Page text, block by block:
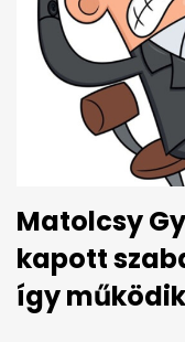
Matolcsy
kapott
így működik